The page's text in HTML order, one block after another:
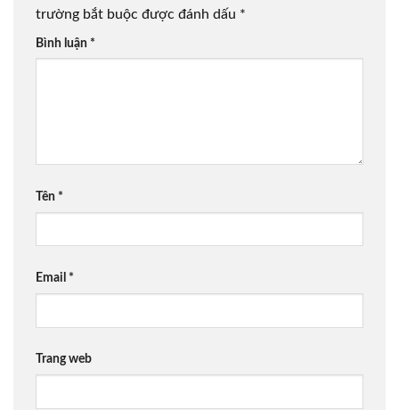
trường bắt buộc được đánh dấu *
Bình luận *
Tên *
Email *
Trang web